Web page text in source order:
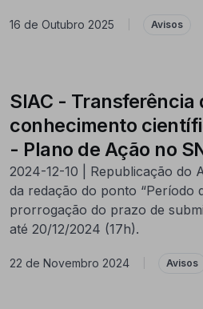
16 de Outubro 2025 Avisos
SIAC - Transferência
conhecimento
- Plano de Ação no
2024-12-10 | Republicação do
da redação do ponto “Período
prorrogação do prazo de
até 20/12/2024 (17h).
22 de Novembro 2024 Avisos